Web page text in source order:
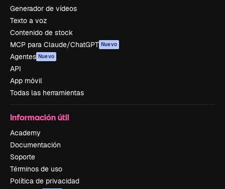
Generador de vídeos
Texto a voz
Contenido de stock
MCP para Claude/ChatGPT Nuevo
Agentes Nuevo
API
App móvil
Todas las herramientas
Información útil
Academy
Documentación
Soporte
Términos de uso
Política de privacidad